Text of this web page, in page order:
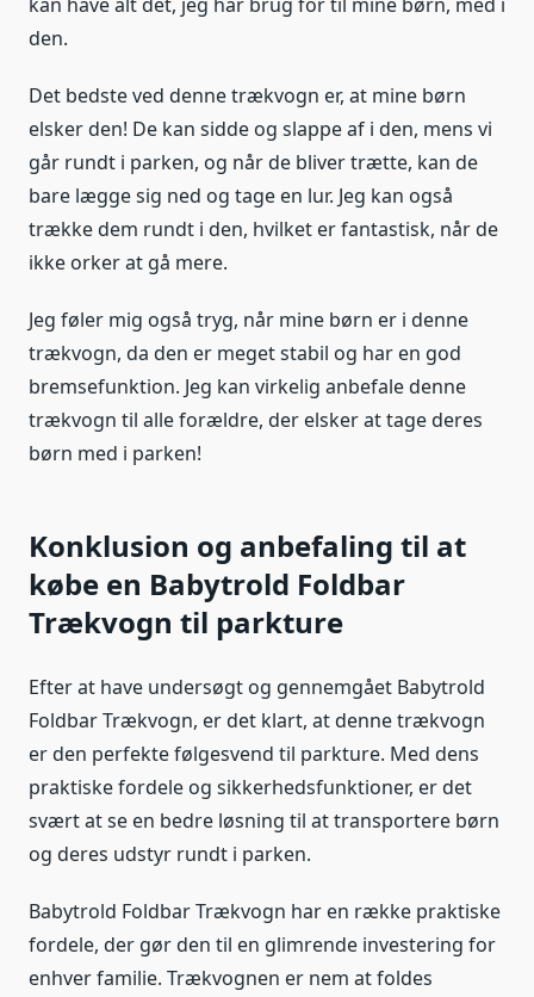
den.
Det bedste ved denne trækvogn er, at mine børn
elsker den! De kan sidde og slappe af i den, mens vi
går rundt i parken, og når de bliver trætte, kan de
bare lægge sig ned og tage en lur. Jeg kan også
trække dem rundt i den, hvilket er fantastisk, når de
ikke orker at gå mere.
Jeg føler mig også tryg, når mine børn er i denne
trækvogn, da den er meget stabil og har en god
bremsefunktion. Jeg kan virkelig anbefale denne
trækvogn til alle forældre, der elsker at tage deres
børn med i parken!
Konklusion og anbefaling til at
købe en Babytrold Foldbar
Trækvogn til parkture
Efter at have undersøgt og gennemgået Babytrold
Foldbar Trækvogn, er det klart, at denne trækvogn
er den perfekte følgesvend til parkture. Med dens
praktiske fordele og sikkerhedsfunktioner, er det
svært at se en bedre løsning til at transportere børn
og deres udstyr rundt i parken.
Babytrold Foldbar Trækvogn har en række praktiske
fordele, der gør den til en glimrende investering for
enhver familie. Trækvognen er nem at foldes